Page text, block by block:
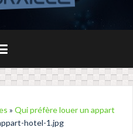
» Qui préfère louer un appart
hotel-1.jpg